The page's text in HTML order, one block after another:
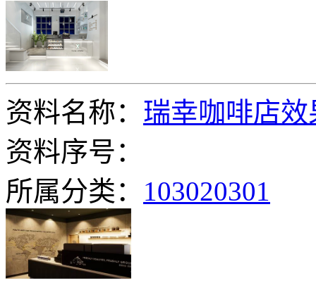
资料名称： 瑞幸咖啡店
资料序号：
所属分类： 103020301